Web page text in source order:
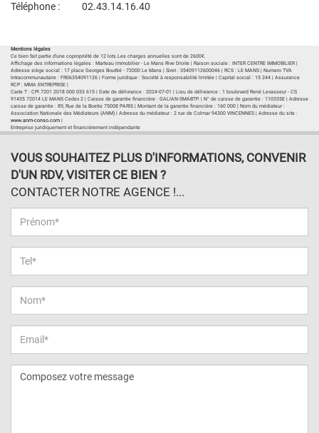
Téléphone :
02.43.14.16.40
Mentions légales
Ce bien fait partie d'une copropriété de 12 lots.Les charges annuelles sont de 2600€.
Affichage des informations légales : Marteau immobilier - Le Mans Rive Droite | Raison sociale : INTER CENTRE IMMOBILIER |
Adresse siège social : 17 place Georges Bouttié - 72000 Le Mans | Siret : 35409112600046 | RCS : LE MANS | Numero TVA
Intracommunautaire : FR06354091126 | Forme juridique : Société à responsabilité limitée | Capital social : 15 244 | Assurance
RCP : MMA ENTREPRISE |
Carte T : CPI 7201 2018 000 033 615 | Date de délivrance : 2024-07-01 | Lieu de délivrance : 1 boulevard René Levasseur - CS
91435 72014 LE MANS Cedex 2 | Caisse de garantie financière : GALIAN-SMABTP. | N° de caisse de garantie : 110335E | Adresse
caisse de garantie : 89, Rue de la Boetie 75008 PARIS | Montant de la garantie financière : 160 000 | Nom du médiateur :
Association Nationale des Médiateurs (ANM) | Adresse du médiateur : 2 rue de Colmar 94300 VINCENNES | Adresse du site :
www.anm-conso.com
Entreprise juridiquement et financièrement indépendante
VOUS SOUHAITEZ PLUS D'INFORMATIONS, CONVENIR
D'UN RDV, VISITER CE BIEN ?
CONTACTER NOTRE AGENCE !...